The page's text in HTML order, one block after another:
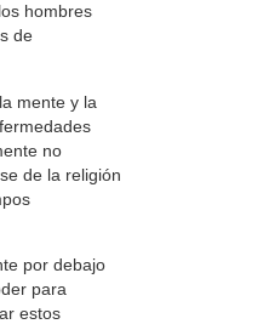
hombres
de
mente y la
no
de la religión
por debajo
para
estos